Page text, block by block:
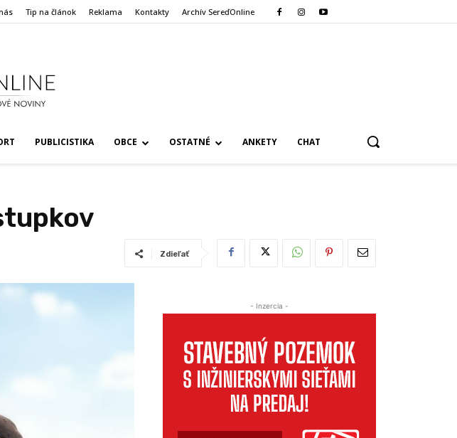
Tip na článok Reklama Kontakty Archív SereďOnline
PUBLICISTIKA OBCE OSTATNÉ ANKETY CHAT
Zdieľať
- Inzercia -